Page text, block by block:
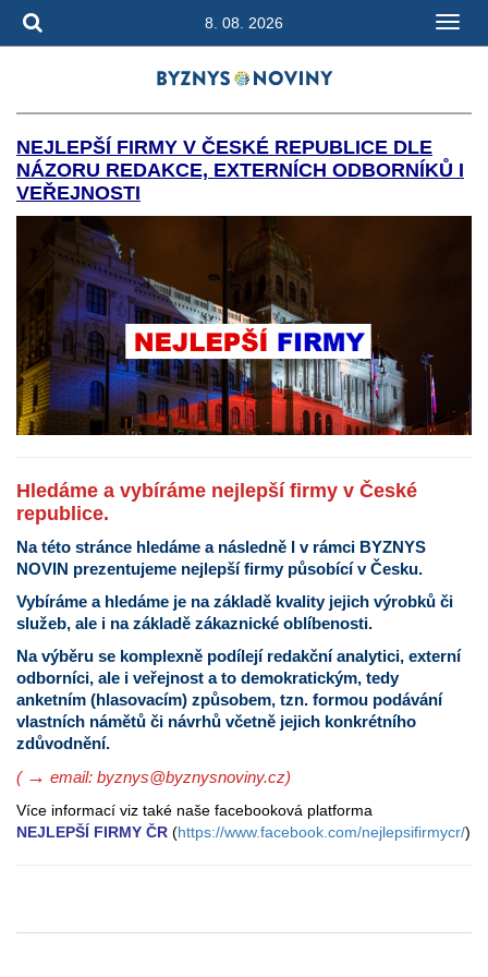
8. 08. 2026
NEJLEPŠÍ FIRMY V ČESKÉ REPUBLICE DLE
NÁZORU REDAKCE, EXTERNÍCH ODBORNÍKŮ I
VEŘEJNOSTI
Hledáme a vybíráme nejlepší firmy v České
republice.
Na této stránce hledáme a následně I v rámci BYZNYS
NOVIN prezentujeme nejlepší firmy působící v Česku.
Vybíráme a hledáme je na základě kvality jejich výrobků či
služeb, ale i na základě zákaznické oblíbenosti.
Na výběru se komplexně podílejí redakční analytici, externí
odborníci, ale i veřejnost a to demokratickým, tedy
anketním (hlasovacím) způsobem, tzn. formou podávání
vlastních námětů či návrhů včetně jejich konkrétního
zdůvodnění.
( → email: byznys@byznysnoviny.cz)
Více informací viz také naše facebooková platforma
NEJLEPŠÍ FIRMY ČR (https://www.facebook.com/nejlepsifirmycr/)